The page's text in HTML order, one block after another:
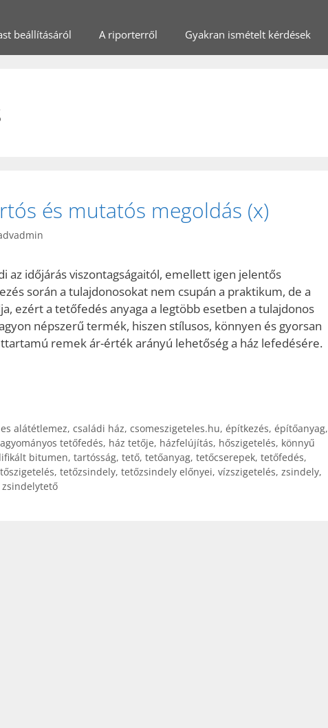
beállításáról A riporterről Gyakran ismételt kérdések
és mutatós megoldás (x)
az időjárás viszontagságaitól, emellett igen jelentős
során a tulajdonosokat nem csupán a praktikum, de a
ezért a tetőfedés anyaga a legtöbb esetben a tulajdonos
népszerű termék, hiszen stílusos, könnyen és gyorsan
remek ár-érték arányú lehetőség a ház lefedésére.
alátétlemez, családi ház, csomeszigeteles.hu, építkezés, építőanyag,
tetőfedés, ház tetője, házfelújítás, hőszigetelés, könnyű
bitumen, tartósság, tető, tetőanyag, tetőcserepek, tetőfedés,
, tetőzsindely, tetőzsindely előnyei, vízszigetelés, zsindely,
zsindelytető